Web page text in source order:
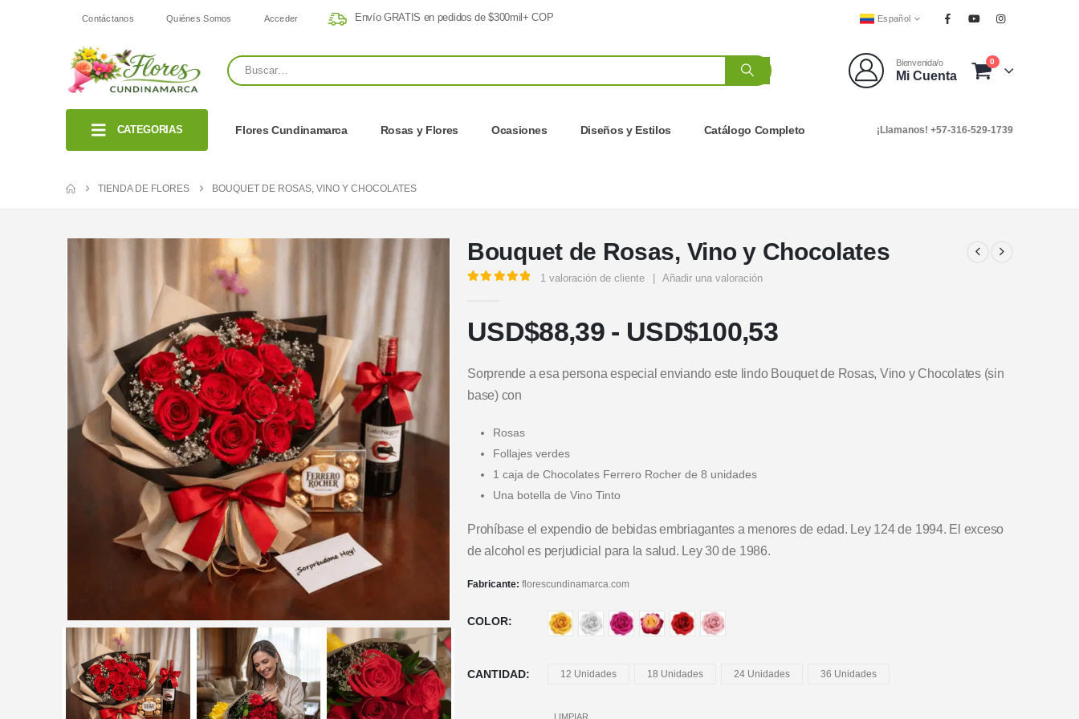
Contáctanos Quiénes Somos Acceder Envío GRATIS en pedidos de $300mil+ COP Español
Bienvenida/o
Mi Cuenta
0
CATEGORIAS Flores Cundinamarca Rosas y Flores Ocasiones Diseños y Estilos Catálogo Completo ¡Llamanos! +57-316-529-1739
TIENDA DE FLORES BOUQUET DE ROSAS, VINO Y CHOCOLATES
Bouquet de Rosas, Vino y Chocolates
1 valoración de cliente Añadir una valoración
USD$88,39 - USD$100,53
Sorprende a esa persona especial enviando este lindo Bouquet de Rosas, Vino y Chocolates (sin
base) con
Rosas
Follajes verdes
1 caja de Chocolates Ferrero Rocher de 8 unidades
Una botella de Vino Tinto
Prohíbase el expendio de bebidas embriagantes a menores de edad. Ley 124 de 1994. El exceso
de alcohol es perjudicial para la salud. Ley 30 de 1986.
Fabricante: florescundinamarca.com
COLOR
CANTIDAD 12 Unidades 18 Unidades 24 Unidades 36 Unidades
LIMPIAR